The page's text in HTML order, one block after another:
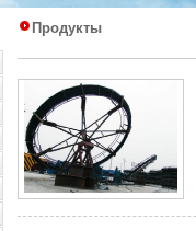
Продукты